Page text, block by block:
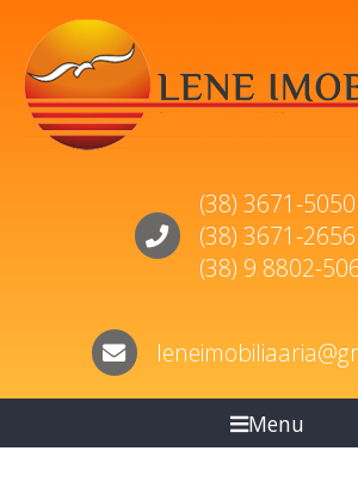
(38) 3671-5050
(38) 3671-2656
(38) 9 8802-
Menu